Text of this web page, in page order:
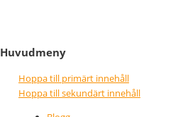
Nice wins nothing
Huvudmeny
Hoppa till primärt innehåll
Hoppa till sekundärt innehåll